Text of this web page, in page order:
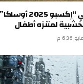
جناح الإمارات في “إكسبو 2025 أوساكا”
أطفال